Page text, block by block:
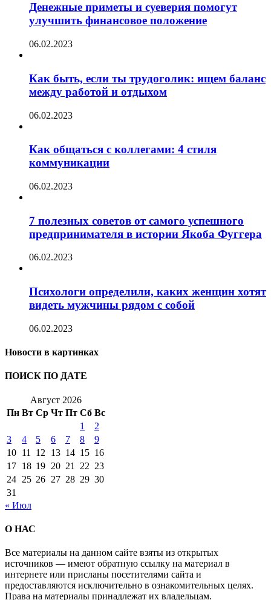
Денежные приметы и суеверия помогут
улучшить финансовое положение
06.02.2023
Как быть, если ты трудоголик: ищем баланс
между работой и отдыхом
06.02.2023
Как общаться с коллегами: 4 стиля
коммуникации
06.02.2023
7 полезных советов от самого успешного
предпринимателя в истории Якоба Фуггера
06.02.2023
Психологи определили, каких женщин хотят
видеть мужчины рядом с собой
06.02.2023
Новости в картинках
ПОИСК ПО ДАТЕ
Август 2026
Пн Вт Ср Чт Пт Сб Вс
1
2
3
4 5 6 7 8
9
10 11 12 13 14 15 16
17 18 19 20 21 22 23
24 25 26 27 28 29 30
31
« Июл
О НАС
Все материалы на данном сайте взяты из открытых
источников — имеют обратную ссылку на материал в
интернете или присланы посетителями сайта и
предоставляются исключительно в ознакомительных целях.
Права на материалы принадлежат их владельцам.